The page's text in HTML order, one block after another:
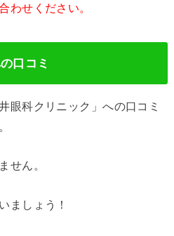
わせください。
口コミ
眼科クリニック」への口コミ
せん。
ましょう！